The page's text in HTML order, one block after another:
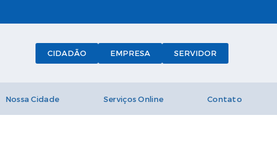
CIDADÃO EMPRESA SERVIDOR
Nossa Cidade Serviços Online Contato